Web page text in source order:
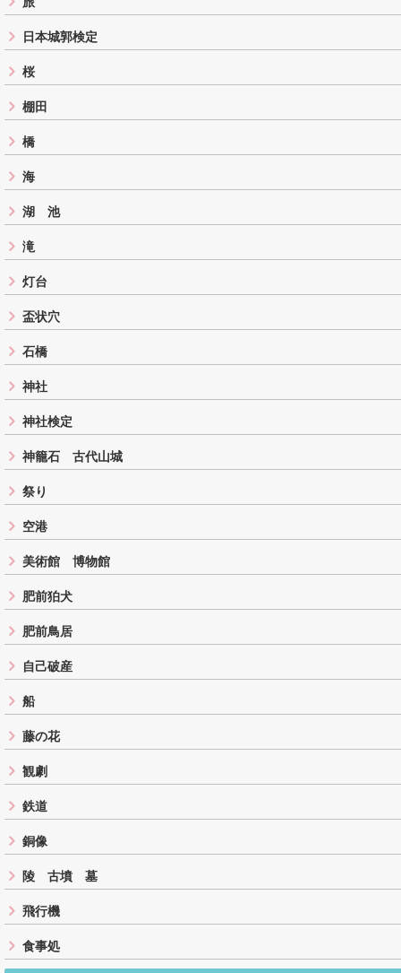
日本城郭検定
桜
棚田
橋
海
湖 池
滝
灯台
盃状穴
石橋
神社
神社検定
神籠石 古代山城
祭り
空港
美術館 博物館
肥前狛犬
肥前鳥居
自己破産
船
藤の花
観劇
鉄道
銅像
陵 古墳 墓
飛行機
食事処